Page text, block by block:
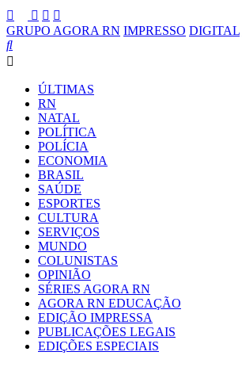
GRUPO AGORA RN IMPRESSO DIGITAL
ÚLTIMAS
RN
NATAL
POLÍTICA
POLÍCIA
ECONOMIA
BRASIL
SAÚDE
ESPORTES
CULTURA
SERVIÇOS
MUNDO
COLUNISTAS
OPINIÃO
SÉRIES AGORA RN
AGORA RN EDUCAÇÃO
EDIÇÃO IMPRESSA
PUBLICAÇÕES LEGAIS
EDIÇÕES ESPECIAIS